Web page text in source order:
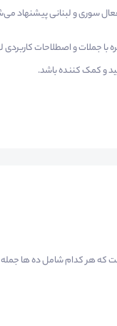
سوری و لبنانی پیشنهاد
جملات و اصطلاحات
و کمک کننده باشد.